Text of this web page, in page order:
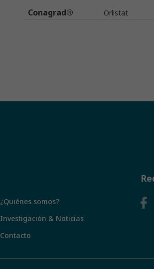
Conagrad® Orlistat
¿Quiénes somos?
Investigación & Noticias
Contacto